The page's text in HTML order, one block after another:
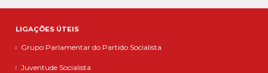
LIGAÇÕES ÚTEIS
Grupo Parlamentar do Partido Socialista
Juventude Socialista